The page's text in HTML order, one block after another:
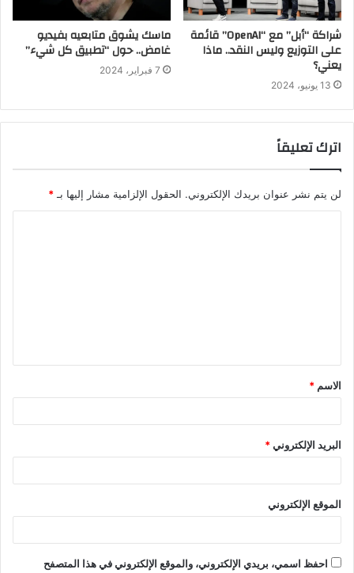
شراكة “أبل” مع “OpenAI” قائمة
على التوزيع وليس النقد.. ماذا
يعني؟
13 يونيو، 2024
ماسك يشوق متابعيه بفيديو
غامض.. حول “تطبيق كل شيء”
7 فبراير، 2024
اترك تعليقاً
لن يتم نشر عنوان بريدك الإلكتروني. الحقول الإلزامية مشار إليها بـ*
الاسم *
البريد الإلكتروني*
الموقع الإلكتروني
احفظ اسمي، بريدي الإلكتروني، والموقع الإلكتروني في هذا المتصفح